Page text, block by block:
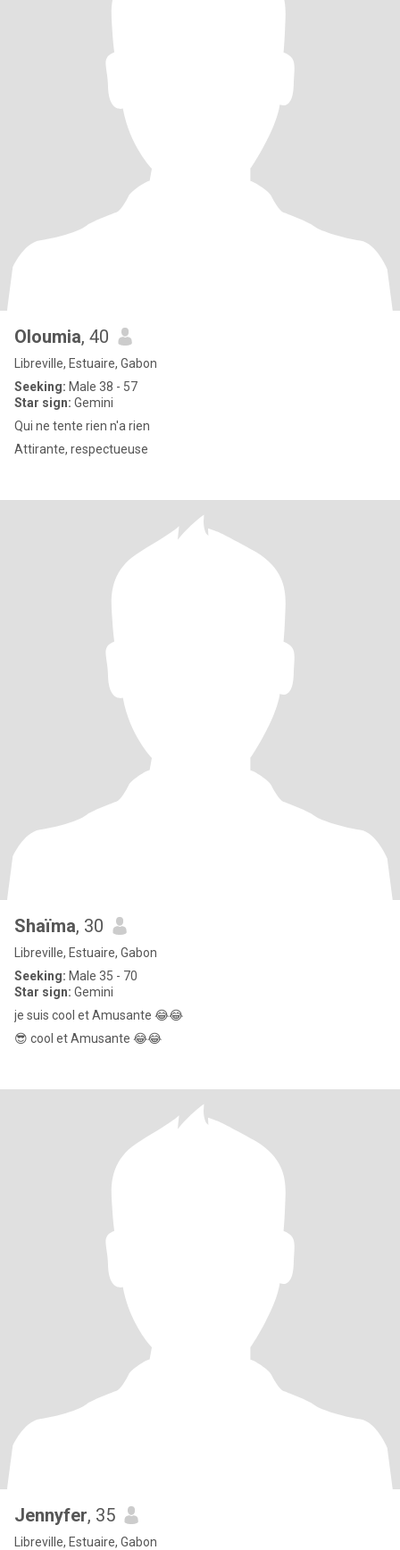
Oloumia, 40
Libreville, Estuaire, Gabon
Seeking: Male 38 - 57
Star sign: Gemini
Qui ne tente rien n'a rien
Attirante, respectueuse
Shaïma, 30
Libreville, Estuaire, Gabon
Seeking: Male 35 - 70
Star sign: Gemini
je suis cool et Amusante 😂😂
😎 cool et Amusante 😂😂
Jennyfer, 35
Libreville, Estuaire, Gabon